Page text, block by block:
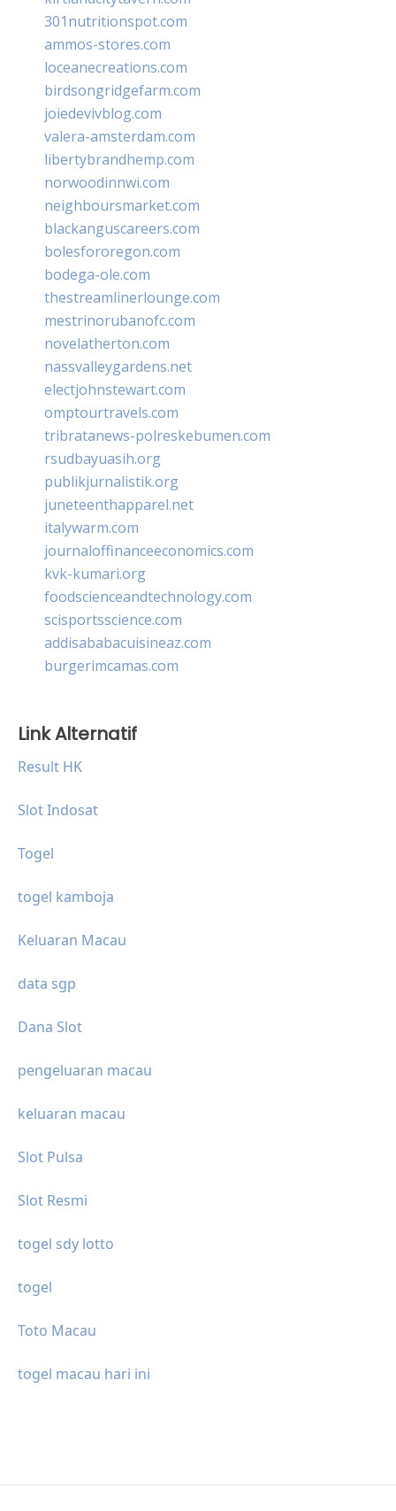
301nutritionspot.com
ammos-stores.com
loceanecreations.com
birdsongridgefarm.com
joiedevivblog.com
valera-amsterdam.com
libertybrandhemp.com
norwoodinnwi.com
neighboursmarket.com
blackanguscareers.com
bolesfororegon.com
bodega-ole.com
thestreamlinerlounge.com
mestrinorubanofc.com
novelatherton.com
nassvalleygardens.net
electjohnstewart.com
omptourtravels.com
tribratanews-polreskebumen.com
rsudbayuasih.org
publikjurnalistik.org
juneteenthapparel.net
italywarm.com
journaloffinanceeconomics.com
kvk-kumari.org
foodscienceandtechnology.com
scisportsscience.com
addisababacuisineaz.com
burgerimcamas.com
Link Alternatif
Result HK
Slot Indosat
Togel
togel kamboja
Keluaran Macau
data sgp
Dana Slot
pengeluaran macau
keluaran macau
Slot Pulsa
Slot Resmi
togel sdy lotto
togel
Toto Macau
togel macau hari ini